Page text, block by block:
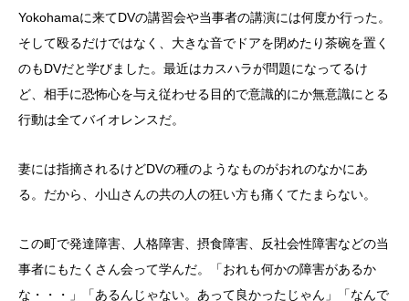
Yokohamaに来てDVの講習会や当事者の講演には何度か行った。
そして殴るだけではなく、大きな音でドアを閉めたり茶碗を置く
のもDVだと学びました。最近はカスハラが問題になってるけ
ど、相手に恐怖心を与え従わせる目的で意識的にか無意識にとる
行動は全てバイオレンスだ。
妻には指摘されるけどDVの種のようなものがおれのなかにあ
る。だから、小山さんの共の人の狂い方も痛くてたまらない。
この町で発達障害、人格障害、摂食障害、反社会性障害などの当
事者にもたくさん会って学んだ。「おれも何かの障害があるか
な・・・」「あるんじゃない。あって良かったじゃん」「なんで